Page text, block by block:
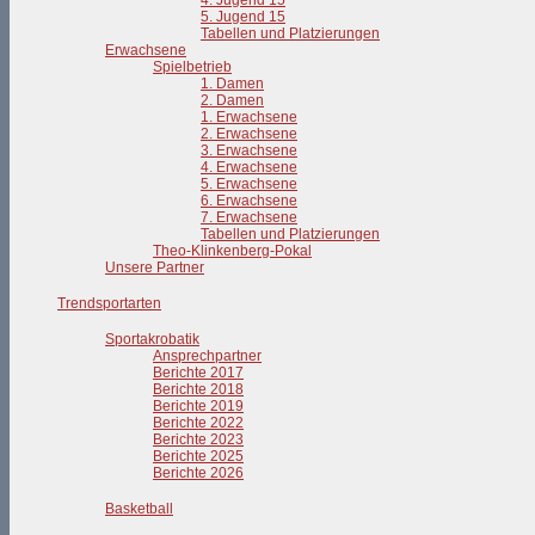
5. Jugend 15
Tabellen und Platzierungen
Erwachsene
Spielbetrieb
1. Damen
2. Damen
1. Erwachsene
2. Erwachsene
3. Erwachsene
4. Erwachsene
5. Erwachsene
6. Erwachsene
7. Erwachsene
Tabellen und Platzierungen
Theo-Klinkenberg-Pokal
Unsere Partner
Trendsportarten
Sportakrobatik
Ansprechpartner
Berichte 2017
Berichte 2018
Berichte 2019
Berichte 2022
Berichte 2023
Berichte 2025
Berichte 2026
Basketball